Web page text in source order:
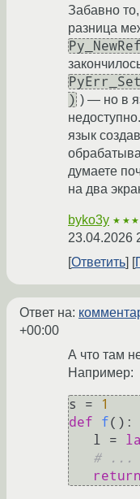
Забавно
разница
) ) — но в
язык
думаете
на два
byko3y
23.04.2026
Ответить
Ответ на:
+00:00
А что там
Например:
s =
1
def
f():
   l =
# ...
return